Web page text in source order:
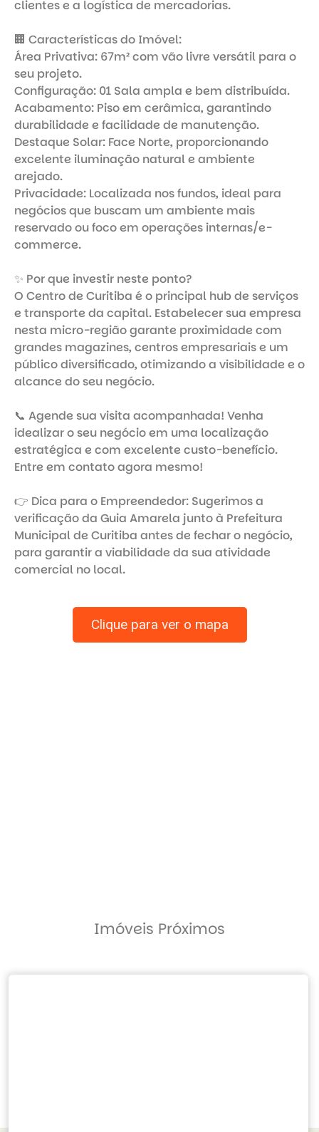
clientes e a logística de mercadorias.
🏢 Características do Imóvel:
Área Privativa: 67m² com vão livre versátil para o
seu projeto.
Configuração: 01 Sala ampla e bem distribuída.
Acabamento: Piso em cerâmica, garantindo
durabilidade e facilidade de manutenção.
Destaque Solar: Face Norte, proporcionando
excelente iluminação natural e ambiente
arejado.
Privacidade: Localizada nos fundos, ideal para
negócios que buscam um ambiente mais
reservado ou foco em operações internas/e-
commerce.
✨ Por que investir neste ponto?
O Centro de Curitiba é o principal hub de serviços
e transporte da capital. Estabelecer sua empresa
nesta micro-região garante proximidade com
grandes magazines, centros empresariais e um
público diversificado, otimizando a visibilidade e o
alcance do seu negócio.
📞 Agende sua visita acompanhada! Venha
idealizar o seu negócio em uma localização
estratégica e com excelente custo-benefício.
Entre em contato agora mesmo!
👉 Dica para o Empreendedor: Sugerimos a
verificação da Guia Amarela junto à Prefeitura
Municipal de Curitiba antes de fechar o negócio,
para garantir a viabilidade da sua atividade
Clique para ver o mapa
Imóveis Próximos